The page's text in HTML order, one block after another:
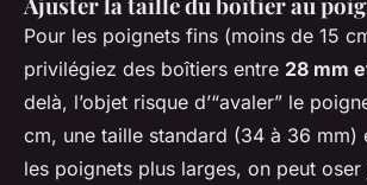
Pour les poignets fins (moins de 15
privilégiez des boîtiers entre 28 mm
delà, l’objet risque d’“avaler” le
cm, une taille standard (34 à 36 mm)
les poignets plus larges, on peut oser